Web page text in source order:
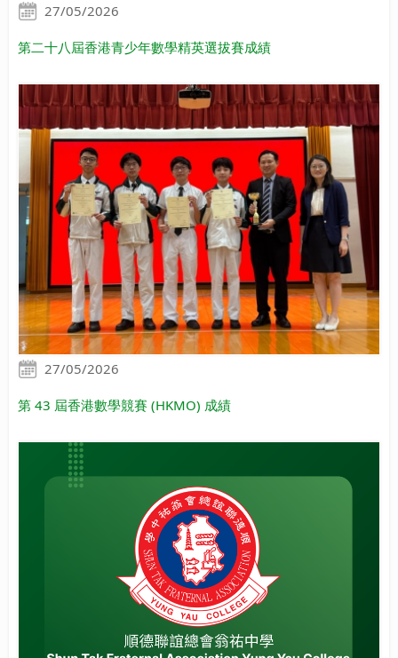
27/05/2026
第二十八屆香港青少年數學精英選拔賽成績
27/05/2026
第 43 屆香港數學競賽 (HKMO) 成績